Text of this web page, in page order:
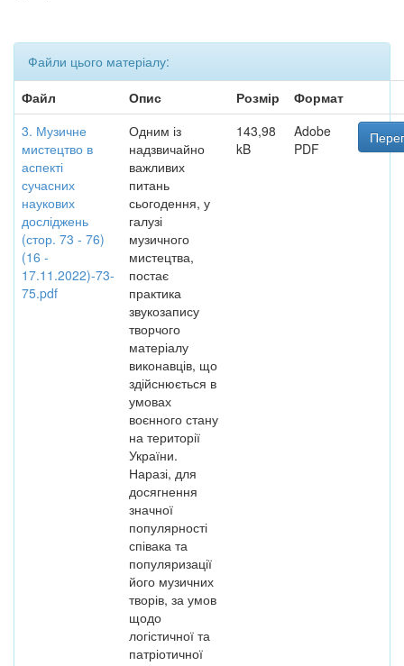
Файли цього матеріалу:
Файл
Опис Розмір
Формат
3. Музичне
мистецтво в
аспекті
сучасних
наукових
досліджень
(стор. 73 - 76)
(16 -
17.11.2022)-73-
75.pdf
Одним із
надзвичайно
важливих
питань
сьогодення, у
галузі
музичного
мистецтва,
постає
практика
звукозапису
творчого
матеріалу
виконавців, що
здійснюється в
умовах
воєнного стану
на території
України.
Наразі, для
досягнення
значної
популярності
співака та
популяризації
його музичних
творів, за умов
щодо
логістичної та
патріотичної
143,98
kB
Adobe
PDF